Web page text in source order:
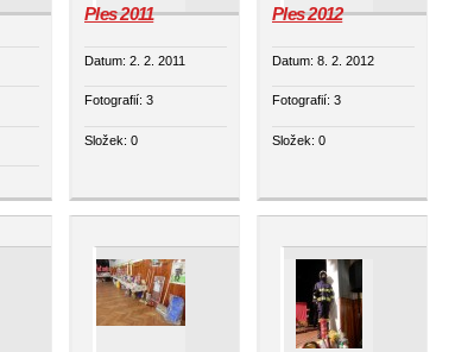
Ples 2011
Datum: 2. 2. 2011
Fotografií: 3
Složek: 0
Ples 2012
Datum: 8. 2. 2012
Fotografií: 3
Složek: 0